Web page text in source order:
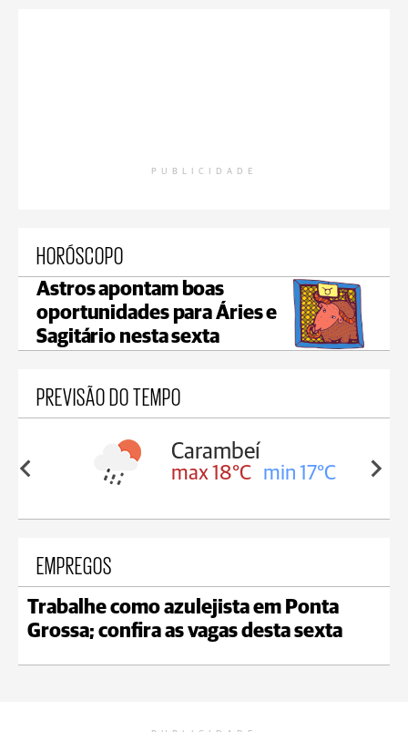
PUBLICIDADE
HORÓSCOPO
Astros apontam boas
oportunidades para Áries e
Sagitário nesta sexta
PREVISÃO DO TEMPO
max 18°C min 17°C max 19°C min
EMPREGOS
Trabalhe como azulejista em Ponta
Grossa; confira as vagas desta sexta